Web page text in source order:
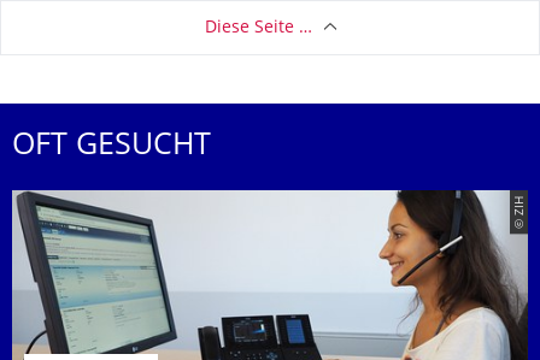
Diese Seite …
OFT GESUCHT
© ZIH